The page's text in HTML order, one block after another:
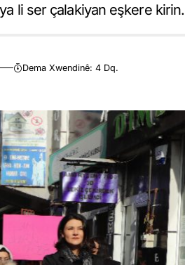
li ser çalakiyan eşkere kirin.
Dema Xwendinê: 4 Dq.